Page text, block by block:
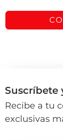
Suscríbete
Recibe a tu
exclusivas